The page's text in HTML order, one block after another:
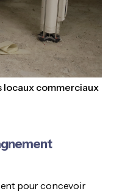
locaux commerciaux
pour concevoir